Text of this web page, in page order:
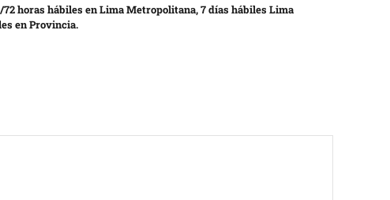
horas hábiles en Lima Metropolitana, 7 días hábiles Lima
en Provincia.